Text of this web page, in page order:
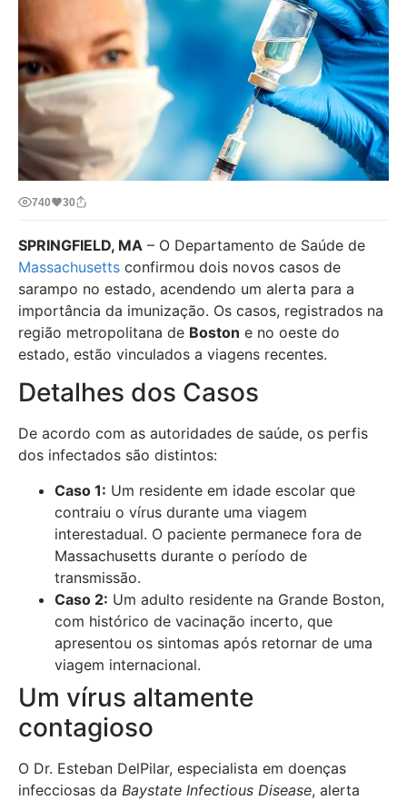
740 30
SPRINGFIELD, MA – O Departamento de Saúde de
Massachusetts confirmou dois novos casos de
sarampo no estado, acendendo um alerta para a
importância da imunização. Os casos, registrados na
região metropolitana de Boston e no oeste do
estado, estão vinculados a viagens recentes.
Detalhes dos Casos
De acordo com as autoridades de saúde, os perfis
dos infectados são distintos:
Caso 1: Um residente em idade escolar que
contraiu o vírus durante uma viagem
interestadual. O paciente permanece fora de
Massachusetts durante o período de
transmissão.
Caso 2: Um adulto residente na Grande Boston,
com histórico de vacinação incerto, que
apresentou os sintomas após retornar de uma
viagem internacional.
Um vírus altamente
contagioso
O Dr. Esteban DelPilar, especialista em doenças
infecciosas da Baystate Infectious Disease, alerta